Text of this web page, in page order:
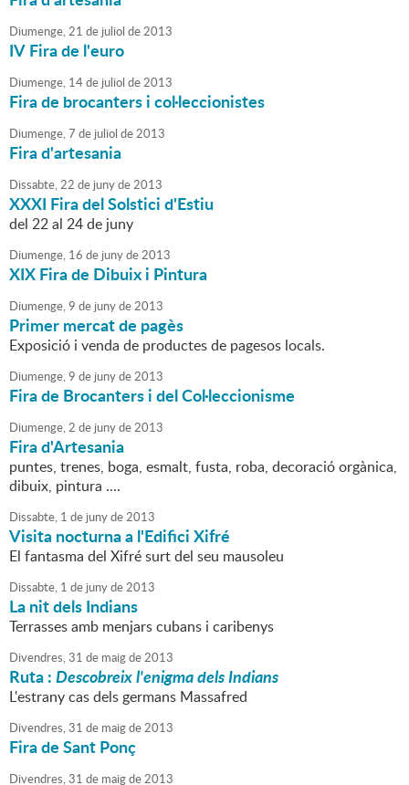
Diumenge,21 de juliol de2013
IV Fira de l'euro
Diumenge, 14de juliol de2013
Fira de brocanters i col·leccionistes
Diumenge,7 de juliol de2013
Fira d'artesania
Dissabte,22 de junyde2013
XXXI Fira del Solstici d'Estiu
del 22 al 24 de juny
Diumenge, 16 de junyde2013
XIX Fira de Dibuix i Pintura
Diumenge,9 de junyde2013
Primer mercat de pagès
Exposició i venda de productes de pagesos locals.
Diumenge,9 de junyde2013
Fira de Brocanters i del Col·leccionisme
Diumenge,2 de junyde2013
Fira d'Artesania
puntes, trenes, boga, esmalt, fusta, roba, decoració orgànica,
dibuix, pintura ....
Dissabte, 1 de junyde2013
Visita nocturna a l'Edifici Xifré
El fantasma del Xifré surt del seu mausoleu
Dissabte, 1 de junyde2013
La nit dels Indians
Terrasses amb menjars cubans i caribenys
Divendres,31 de maigde2013
Ruta :Descobreix l'enigma dels Indians
L'estrany cas dels germans Massafred
Divendres,31 de maigde2013
Fira de Sant Ponç
Divendres,31 de maigde2013